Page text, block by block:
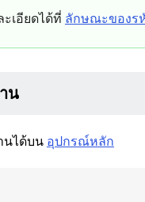
เอียดได้ที่ ลักษณะของร
น
นได้บน อุปกรณ์หลัก